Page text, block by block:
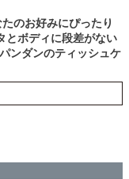
のお好みにぴったり
とボディに段差がない
ンダンのティッシュケ